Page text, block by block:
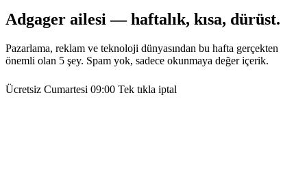
Adgager ailesi — haftalık, kısa, dürüst.
Pazarlama, reklam ve teknoloji dünyasından bu hafta gerçekten
önemli olan 5 şey. Spam yok, sadece okunmaya değer içerik.
Ücretsiz Cumartesi 09:00 Tek tıkla iptal